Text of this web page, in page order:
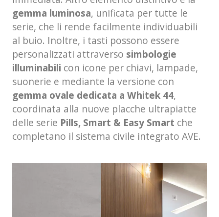
gemma luminosa, unificata per tutte le
serie, che li rende facilmente individuabili
al buio. Inoltre, i tasti possono essere
personalizzati attraverso simbologie
illuminabili con icone per chiavi, lampade,
suonerie e mediante la versione con
gemma ovale dedicata a Whitek 44,
coordinata alla nuove placche ultrapiatte
delle serie Pills, Smart & Easy Smart che
completano il sistema civile integrato AVE.